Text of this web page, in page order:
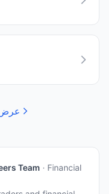
عرض
Team · Financial